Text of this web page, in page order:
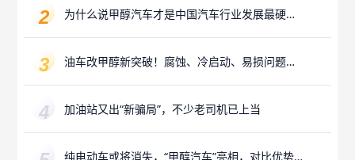
为什么说甲醇汽车才是中国汽车行业发展最硬的
油车改甲醇新突破！腐蚀、冷启动、易损问题已
加油站又出“新骗局”，不少老司机已上当
纯电动车或将消失，“甲醇汽车”亮相，对比优势